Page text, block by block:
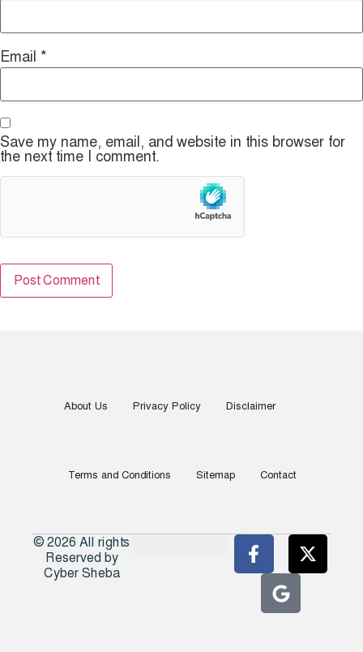
Email *
Save my name, email, and website in this browser for
the next time I comment.
About Us Privacy Policy Disclaimer
Terms and Conditions Sitemap Contact
© 2026 All rights
Reserved by
Cyber Sheba